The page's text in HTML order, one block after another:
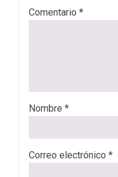
Comentario *
Nombre *
Correo electrónico *